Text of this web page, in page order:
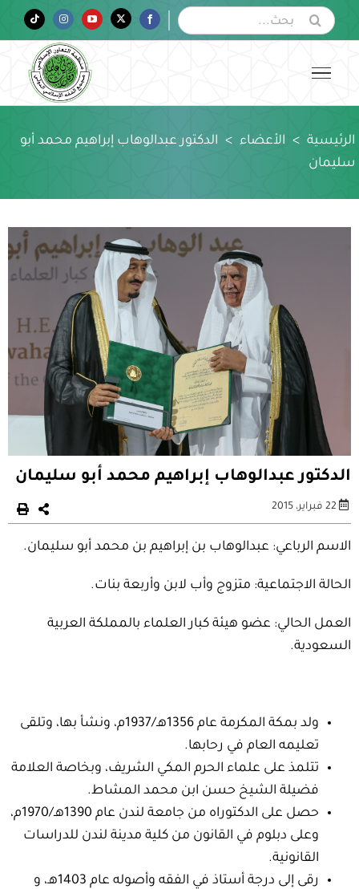
البحث
عن:
Facebook
Twitter
YouTube
Instagram
Tiktok
الرئيسية > الأعضاء > الدكتور عبدالوهاب إبراهيم محمد أبو
سليمان
الدكتور عبدالوهاب إبراهيم محمد أبو سليمان
22 فبراير، 2015
الاسم الرباعي: عبدالوهاب بن إبراهيم بن محمد أبو سليمان.
الحالة الاجتماعية: متزوج وأب لابن وأربعة بنات.
العمل الحالي: عضو هيئة كبار العلماء بالمملكة العربية
السعودية.
ولد بمكة المكرمة عام 1356هـ/1937م، ونشأ بها، وتلقى
تعليمه العام في رحابها.
تتلمذ على علماء الحرم المكي الشريف، وبخاصة العلامة
فضيلة الشيخ حسن ابن محمد المشاط.
حصل على الدكتوراه من جامعة لندن عام 1390هـ/1970م،
وعلى دبلوم في القانون من كلية مدينة لندن للدراسات
القانونية.
رقى إلى درجة أستاذ في الفقه وأصوله عام 1403هـ، و